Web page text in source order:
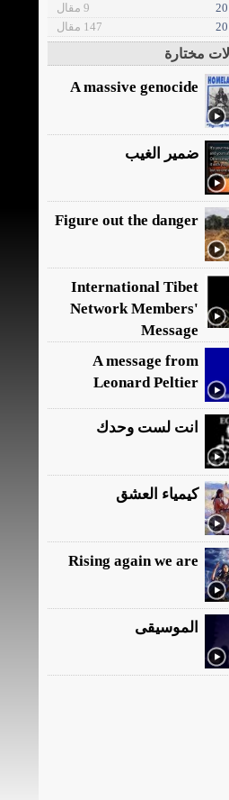
9 مقال
147 مقال
مختارة
A massive genocide
ضمير الغيب
Figure out the danger
International Tibet
Network Members'
Message
A message from
Leonard Peltier
انت لست وحدك
كيمياء العشق
Rising again we are
الموسيقى